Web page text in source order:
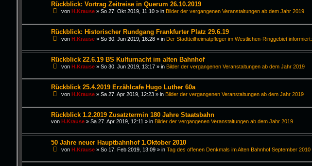
Rückblick: Vortrag Zeitreise in Querum 26.10.2019
von H.Krause» So 27. Okt 2019, 11:10» in Bilder der vergangenen Veranstaltungen ab dem Jahr 2019
Rückblick: Historischer Rundgang Frankfurter Platz 29.6.19
von H.Krause» So 30. Jun 2019, 16:28» in Der Stadtteilheimatpfleger im Westlichen-Ringgebiet informiert:
Rückblick 22.6.19 BS Kulturnacht im alten Bahnhof
von H.Krause» So 30. Jun 2019, 13:17» in Bilder der vergangenen Veranstaltungen ab dem Jahr 2019
Rückblick 25.4.2019 Erzählcafe Hugo Luther 60a
von H.Krause» Sa 27. Apr 2019, 12:23» in Bilder der vergangenen Veranstaltungen ab dem Jahr 2019
Rückblick 1.2.2019 Zusatztermin 180 Jahre Staatsbahn
von H.Krause» Sa 27. Apr 2019, 12:11 » in Bilder der vergangenen Veranstaltungen ab dem Jahr 2019
50 Jahre neuer Hauptbahnhof 1.Oktober 2010
von H.Krause» So 17. Feb 2019, 13:09» in Tag des offenen Denkmals im Alten Bahnhof September 2010